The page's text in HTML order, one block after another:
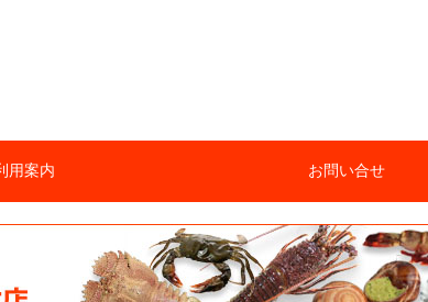
用案内 お問い合せ